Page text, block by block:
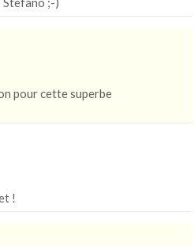
pour cette superbe
!